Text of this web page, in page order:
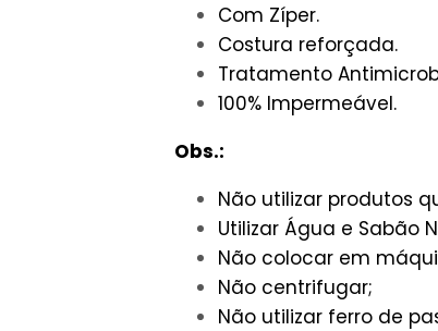
Com Zíper.
Costura reforçada.
Tratamento
100% Impermeável.
Obs.:
Não utilizar produtos
Utilizar Água e Sabão
Não colocar em
Não centrifugar;
Não utilizar ferro de